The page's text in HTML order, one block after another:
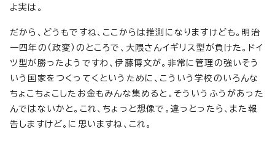
よ実は。
だから、どうもですね、ここからは推測になりますけども。明治
一四年の（政変）のところで、大隈さんイギリス型が負けた。ドイ
ツ型が勝ったようですわ、伊藤博文が。非常に管理の強いそう
いう国家をつくってくというために、こういう学校のいろんな
ちょこちょこしたお金もみんな集めると。そういうふうがあった
んではないかと。これ、ちょっと想像で。違っとったら、また報
告しますけど。に思いますね、これ。